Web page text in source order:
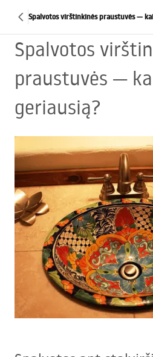
Spalvotos virštinkinės praustuvės —
Spalvotos
praustuvės —
geriausią?